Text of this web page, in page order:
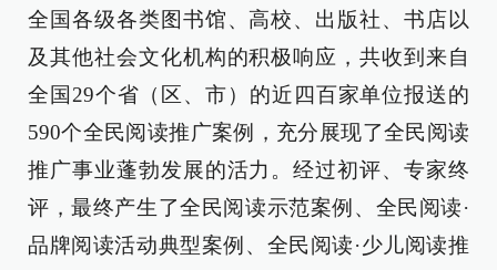
全国各级各类图书馆、高校、出版社、书店以
及其他社会文化机构的积极响应，共收到来自
全国29个省（区、市）的近四百家单位报送的
590个全民阅读推广案例，充分展现了全民阅读
推广事业蓬勃发展的活力。经过初评、专家终
评，最终产生了全民阅读示范案例、全民阅读·
品牌阅读活动典型案例、全民阅读·少儿阅读推